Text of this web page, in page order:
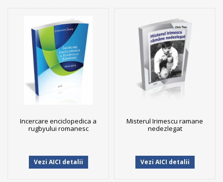
Incercare enciclopedica a
rugbyului romanesc
Vezi AICI detalii
Misterul Irimescu ramane
nedezlegat
Vezi AICI detalii